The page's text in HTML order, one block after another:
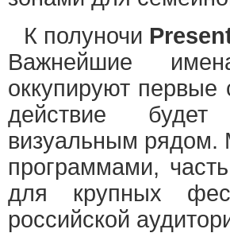
К полуночи
Важнейшие
оккупируют первые
действие будет
визуальным рядом.
программами,
для крупных
российской